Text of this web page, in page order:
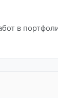
в